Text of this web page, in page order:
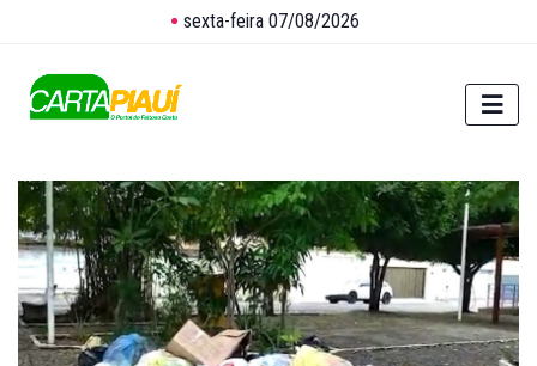
sexta-feira 07/08/2026